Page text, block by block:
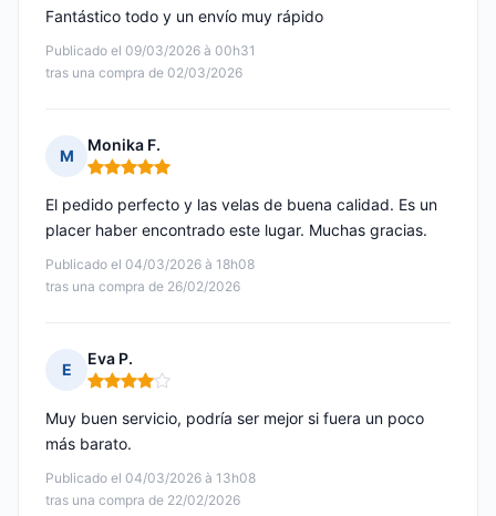
Publicado el 09/03/2026 à 00h31
tras una compra de 02/03/2026
Fantástico todo y un envío muy rápido
M
Monika F.
Nota: 5 de 5
Publicado el 04/03/2026 à 18h08
tras una compra de 26/02/2026
El pedido perfecto y las velas de buena calidad. Es un
placer haber encontrado este lugar. Muchas gracias.
E
Eva P.
Nota: 4 de 5
Publicado el 04/03/2026 à 13h08
tras una compra de 22/02/2026
Muy buen servicio, podría ser mejor si fuera un poco
más barato.